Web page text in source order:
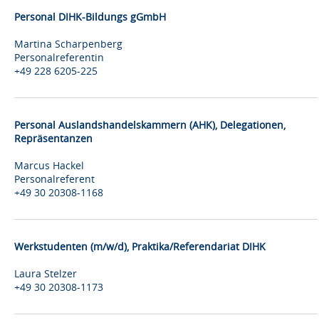
Personal DIHK-Bildungs gGmbH
Martina Scharpenberg
Personalreferentin
+49 228 6205-225
Personal Auslandshandelskammern (AHK), Delegationen,
Repräsentanzen
Marcus Hackel
Personalreferent
+49 30 20308-1168
Werkstudenten (m/w/d), Praktika/Referendariat DIHK
Laura Stelzer
+49 30 20308-1173